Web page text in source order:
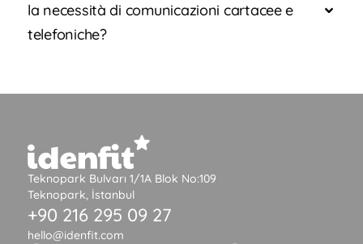
la necessità di comunicazioni cartacee e
telefoniche?
Teknopark Bulvarı 1/1A Blok No:109
Teknopark, İstanbul
+90 216 295 09 27
hello@idenfit.com